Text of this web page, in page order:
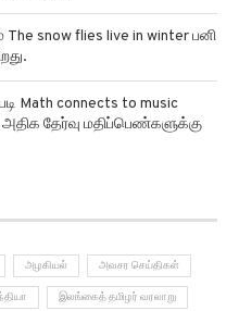
snow flies live in winter பனி
Math connects to music
தேர்வு மதிப்பெண்களுக்கு
அழகியல் அவசர செய்திகள்
இலங்கைத் தமிழர் வரலாறு